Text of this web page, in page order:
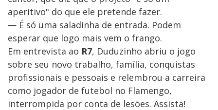
aperitivo" do que ele pretende fazer.
— É só uma saladinha de entrada. Podem
esperar que logo mais vem o frango.
Em entrevista ao R7, Duduzinho abriu o jogo
sobre seu novo trabalho, família, conquistas
profissionais e pessoais e relembrou a carreira
como jogador de futebol no Flamengo,
interrompida por conta de lesões. Assista!